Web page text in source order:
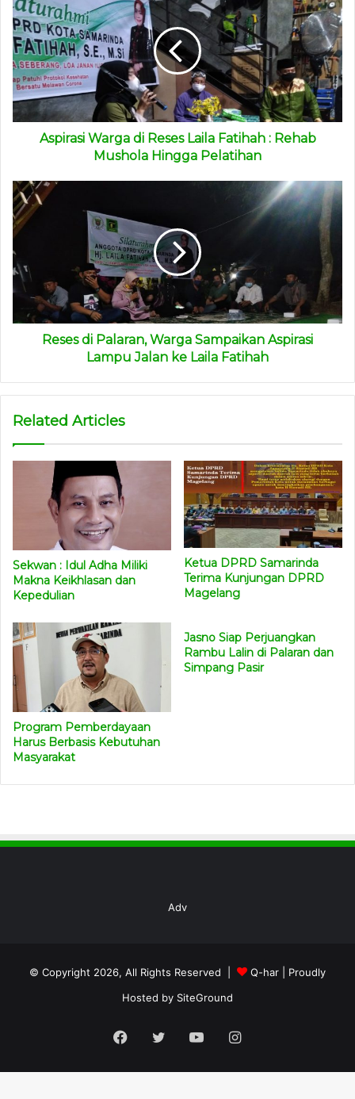
dari pertanian,” kata dia.(advetorial)
Aspirasi Warga di Reses Laila Fatihah : Rehab
Mushola Hingga Pelatihan
Reses di Palaran, Warga Sampaikan Aspirasi
Lampu Jalan ke Laila Fatihah
Related Articles
Sekwan : Idul Adha Miliki
Makna Keikhlasan dan
Kepedulian
Ketua DPRD Samarinda
Terima Kunjungan DPRD
Magelang
Program Pemberdayaan
Harus Berbasis Kebutuhan
Masyarakat
Jasno Siap Perjuangkan
Rambu Lalin di Palaran dan
Simpang Pasir
Adv
© Copyright 2026, All Rights Reserved | Q-har | Proudly
Hosted by SiteGround
Facebook
TwitterYouTubeInstagram